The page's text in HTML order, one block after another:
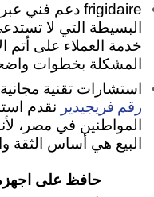
frigidaire دعم فني عبر الهاتف
البسيطة التي لا
خدمة العملاء على
المشكلة بخطوات
استشارات تقنية
رقم فريجيدير نقدم
المواطنين في مصر،
البيع هي أساس الثقة
حافظ على اجهزة